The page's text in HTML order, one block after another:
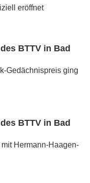
eröffnet
BTTV in Bad
Gedächnispreis ging
BTTV in Bad
Hermann-Haagen-